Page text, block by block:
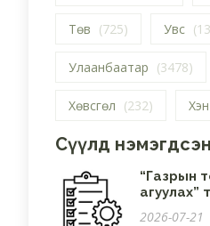
Төв (725) Увс
Улаанбаатар (3478)
Хөвсгөл (232)
Сүүлд
“Газрын
агуулах”
2026-07-21